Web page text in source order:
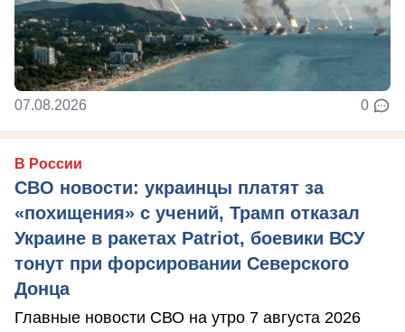
07.08.2026 0
В России
СВО новости: украинцы платят за
«похищения» с учений, Трамп отказал
Украине в ракетах Patriot, боевики ВСУ
тонут при форсировании Северского
Донца
Главные новости СВО на утро 7 августа 2026